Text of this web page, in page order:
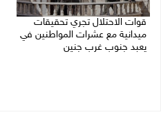
قوات الاحتلال تجري تحقيقات
ميدانية مع عشرات المواطنين في
يعبد جنوب غرب جنين